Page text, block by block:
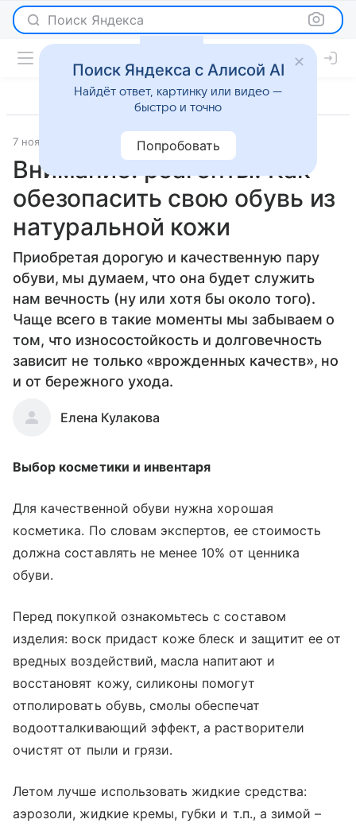
Поиск Яндекса
7 ноября 2023
Внимание: реагенты! Как
обезопасить свою обувь из
натуральной кожи
Приобретая дорогую и качественную пару
обуви, мы думаем, что она будет служить
нам вечность (ну или хотя бы около того).
Чаще всего в такие моменты мы забываем о
том, что износостойкость и долговечность
зависит не только «врожденных качеств», но
и от бережного ухода.
Елена Кулакова
Выбор косметики и инвентаря
Для качественной обуви нужна хорошая
косметика. По словам экспертов, ее стоимость
должна составлять не менее 10% от ценника
обуви.
Перед покупкой ознакомьтесь с составом
изделия: воск придаст коже блеск и защитит ее от
вредных воздействий, масла напитают и
восстановят кожу, силиконы помогут
отполировать обувь, смолы обеспечат
водоотталкивающий эффект, а растворители
очистят от пыли и грязи.
Летом лучше использовать жидкие средства:
аэрозоли, жидкие кремы, губки и т.п., а зимой –
Поиск Яндекса с Алисой AI
Найдёт ответ, картинку или видео —
быстро и точно
Попробовать